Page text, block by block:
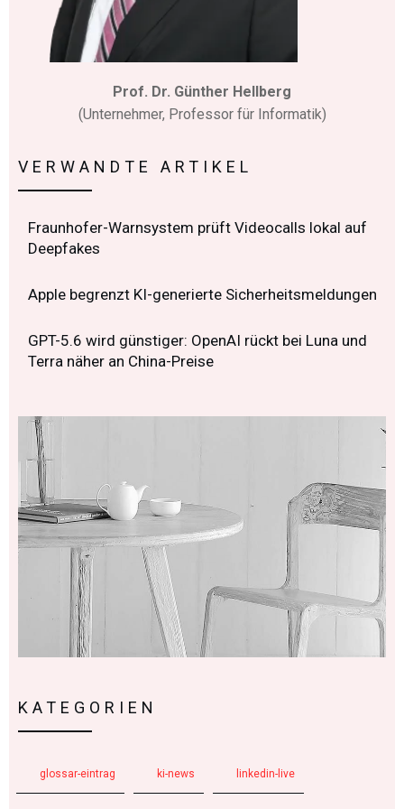
Prof. Dr. Günther Hellberg
(Unternehmer, Professor für Informatik)
VERWANDTE ARTIKEL
Fraunhofer-Warnsystem prüft Videocalls lokal auf
Deepfakes
Apple begrenzt KI-generierte Sicherheitsmeldungen
GPT-5.6 wird günstiger: OpenAI rückt bei Luna und
Terra näher an China-Preise
KATEGORIEN
glossar-eintrag ki-news linkedin-live